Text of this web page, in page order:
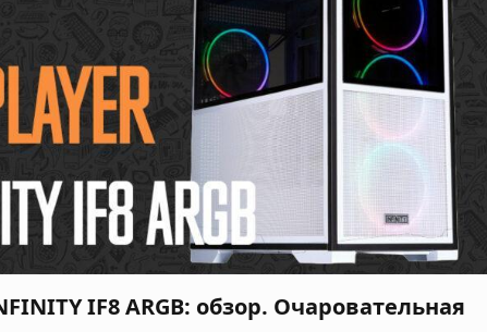
IF8 ARGB: обзор. Очаровательная